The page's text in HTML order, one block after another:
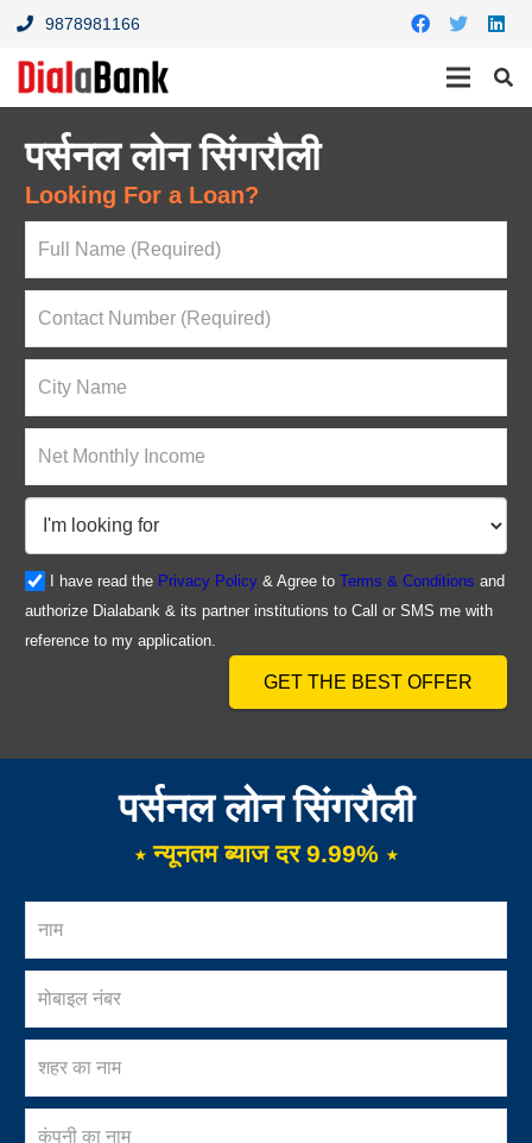
9878981166
पर्सनल लोन सिंगरौली
Looking For a Loan?
I have read the Privacy Policy& Agree to Terms & Conditions and
authorize Dialabank & its partner institutions to Call or SMS me with
reference to my application.
GET THE BEST OFFER
पर्सनल लोन सिंगरौली
⋆ न्यूनतम ब्याज दर 9.99% ⋆